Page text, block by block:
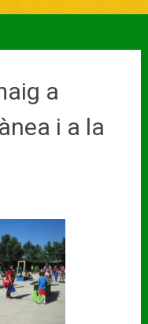
a
i a la